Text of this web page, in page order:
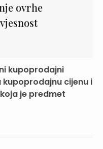
ovrhe
kupoprodajni
cijenu i
je predmet